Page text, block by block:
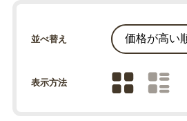
並べ替え
表示方法